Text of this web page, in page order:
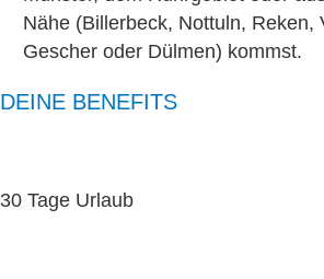
Nähe (Billerbeck, Nottuln, Reken,
Gescher oder Dülmen) kommst.
DEINE BENEFITS
30 Tage Urlaub